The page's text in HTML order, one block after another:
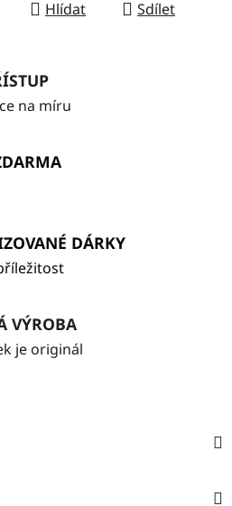
Hlídat Sdílet
na míru
DÁRKY
VÝROBA
je originál